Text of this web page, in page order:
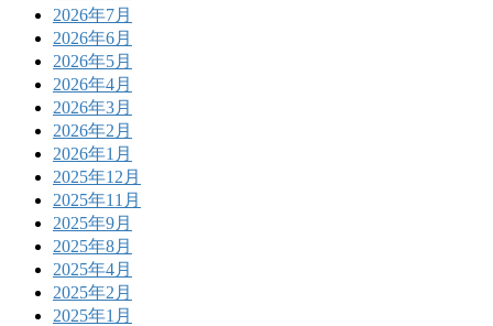
2026年7月
2026年6月
2026年5月
2026年4月
2026年3月
2026年2月
2026年1月
2025年12月
2025年11月
2025年9月
2025年8月
2025年4月
2025年2月
2025年1月